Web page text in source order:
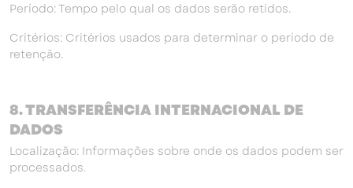
Período: Tempo pelo qual os dados serão retidos.
Critérios: Critérios usados para determinar o período de
retenção.
8. TRANSFERÊNCIA INTERNACIONAL DE
DADOS
Localização: Informações sobre onde os dados podem ser
processados.